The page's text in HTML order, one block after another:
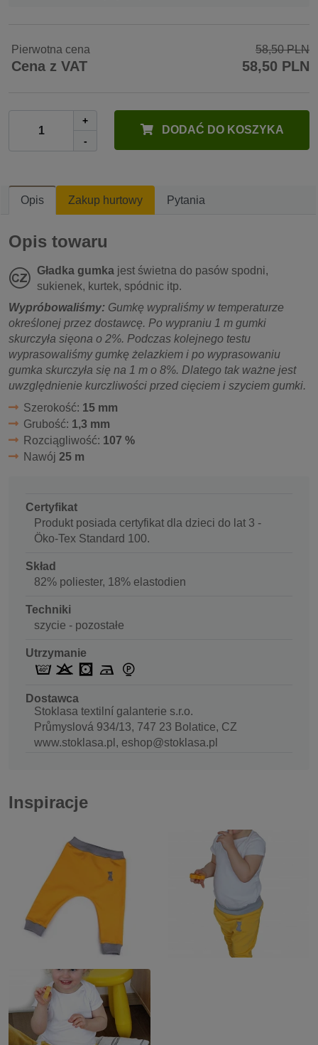
Pierwotna cena 58,50 PLN
Cena z VAT 58,50 PLN
+
-
DODAĆ DO KOSZYKA
Opis Zakup hurtowy Pytania
Opis towaru
Gładka gumka jest świetna do pasów spodni,
sukienek, kurtek, spódnic itp.
Wypróbowaliśmy: Gumkę wypraliśmy w temperaturze
określonej przez dostawcę. Po wypraniu 1 m gumki
skurczyła sięona o 2%. Podczas kolejnego testu
wyprasowaliśmy gumkę żelazkiem i po wyprasowaniu
gumka skurczyła się na 1 m o 8%. Dlatego tak ważne jest
uwzględnienie kurczliwości przed cięciem i szyciem gumki.
Szerokość: 15 mm
Grubość: 1,3 mm
Rozciągliwość: 107 %
Nawój 25 m
Certyfikat
Produkt posiada certyfikat dla dzieci do lat 3 -
Öko-Tex Standard 100.
Skład
82% poliester, 18% elastodien
Techniki
szycie - pozostałe
Utrzymanie
Dostawca
Stoklasa textilní galanterie s.r.o.
Průmyslová 934/13, 747 23 Bolatice, CZ
www.stoklasa.pl, eshop@stoklasa.pl
Inspiracje